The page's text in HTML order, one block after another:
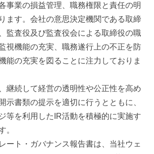
事業の損益管理、職務権限と責任の明
ます。会社の意思決定機関である取締
監査役及び監査役会による取締役の職
視機能の充実、職務遂行上の不正を防
能の充実を図ることに注力しておりま
継続して経営の透明性や公正性を高め
示書類の提示を適切に行うとともに、
等を利用したIR活動を積極的に実施す
。
ート・ガバナンス報告書は、当社ウェ